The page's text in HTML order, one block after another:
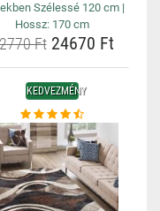
Szélessé 120 cm |
Hossz: 170 cm
Ft24670 Ft
KEDVEZMÉNY